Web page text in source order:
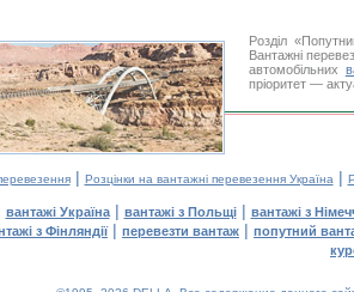
Розділ
Вантажні
автомобільних
пріоритет —
| Розцінки на вантажні перевезення Україна |
вантажі Україна| вантажі з Польщі| вантажі з
з Фінляндії| перевезти вантаж | попутний